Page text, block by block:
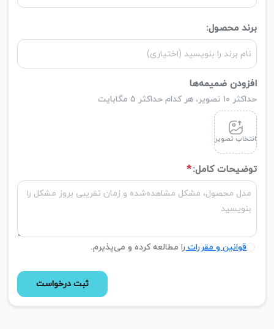
برند محصول:
افزودن ضمیمه‌ها
حداکثر ۱۰ تصویر، هر کدام حداکثر ۵ مگابایت
انتخاب تصویر
توضیحات کامل:*
قوانین و مقرراترا مطالعه کرده و می‌پذیرم.
ثبت درخواست